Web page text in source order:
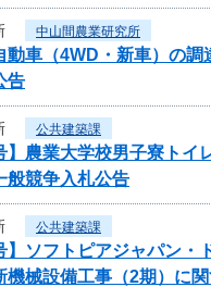
中山間農業研究所
動車（4WD・新車）の調
告
公共建築課
】農業大学校男子寮トイ
般競争入札公告
公共建築課
】ソフトピアジャパン・
機械設備工事（2期）に